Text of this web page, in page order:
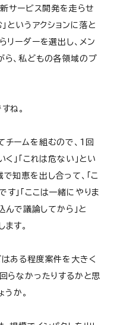
サービス開発を走らせ
というアクションに落と
リーダーを選出し、メン
ら、私どもの各領域のプ
ね。
ームを組むので、1回
」「これは危ない」とい
知恵を出し合って、「こ
」「ここは一緒にやりま
んで議論してから」と
す。
ある程度案件を大きく
らなかったりするかと思
うか。